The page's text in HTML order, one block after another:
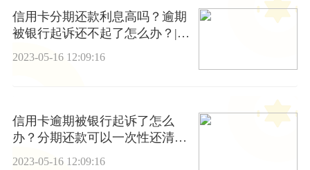
信用卡分期还款利息高吗？逾期
被银行起诉还不起了怎么办？|新
2023-05-16 12:09:16
信用卡逾期被银行起诉了怎么
办？分期还款可以一次性还清
吗？|世界快播
2023-05-16 12:09:16